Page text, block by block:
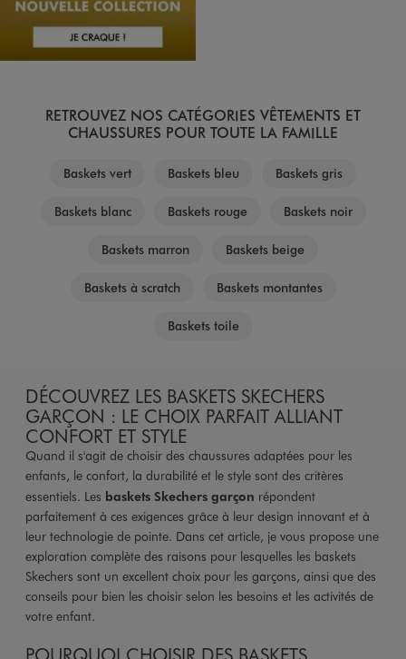
RETROUVEZ NOS CATÉGORIES VÊTEMENTS ET
CHAUSSURES POUR TOUTE LA FAMILLE
Baskets vert Baskets bleu Baskets gris
Baskets blanc Baskets rouge Baskets noir
Baskets marron Baskets beige
Baskets à scratch Baskets montantes
Baskets toile
DÉCOUVREZ LES BASKETS SKECHERS
GARÇON : LE CHOIX PARFAIT ALLIANT
CONFORT ET STYLE
Quand il s'agit de choisir des chaussures adaptées pour les
enfants, le confort, la durabilité et le style sont des critères
essentiels. Les baskets Skechers garçon répondent
parfaitement à ces exigences grâce à leur design innovant et à
leur technologie de pointe. Dans cet article, je vous propose une
exploration complète des raisons pour lesquelles les baskets
Skechers sont un excellent choix pour les garçons, ainsi que des
conseils pour bien les choisir selon les besoins et les activités de
votre enfant.
POURQUOI CHOISIR DES BASKETS